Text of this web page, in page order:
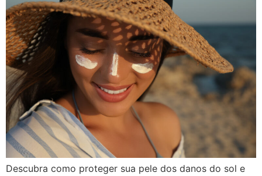
Descubra como proteger sua pele dos danos do sol e